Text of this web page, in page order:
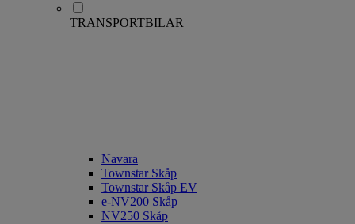
TRANSPORTBILAR
Navara
Townstar Skåp
Townstar Skåp EV
e-NV200 Skåp
NV250 Skåp